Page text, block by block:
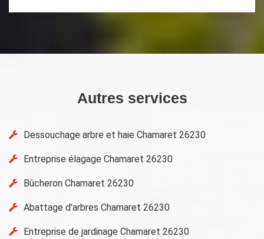
Autres services
Dessouchage arbre et haie Chamaret 26230
Entreprise élagage Chamaret 26230
Bûcheron Chamaret 26230
Abattage d'arbres Chamaret 26230
Entreprise de jardinage Chamaret 26230